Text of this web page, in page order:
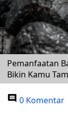
Pemanfaatan
Bikin Kamu
0 Komentar